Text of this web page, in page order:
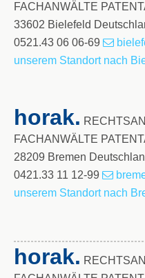
FACHANWÄLTE
33602 Bielefeld
0521.43 06 06-69
unserem Standort nach
horak.
FACHANWÄLTE
28209 Bremen
0421.33 11 12-99
unserem Standort nach
horak.